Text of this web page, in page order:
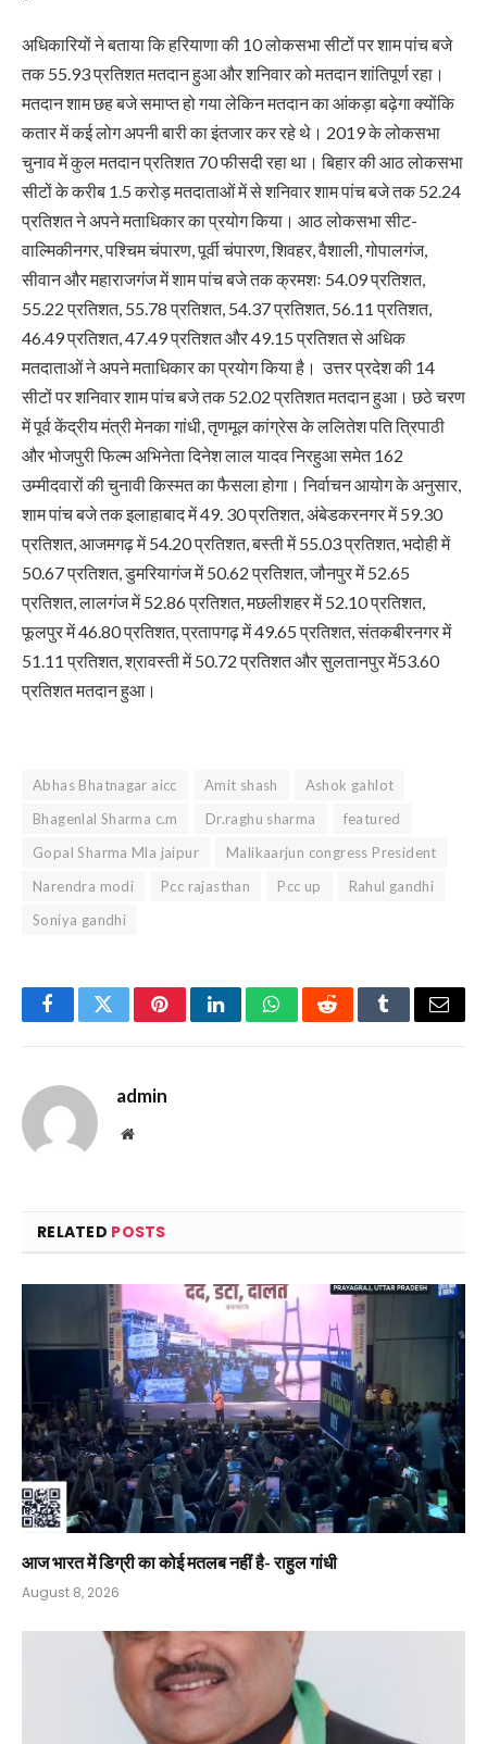
अधिकारियों ने बताया कि हरियाणा की 10 लोकसभा सीटों पर शाम पांच बजे
तक 55.93 प्रतिशत मतदान हुआ और शनिवार को मतदान शांतिपूर्ण रहा।
मतदान शाम छह बजे समाप्त हो गया लेकिन मतदान का आंकड़ा बढ़ेगा क्योंकि
कतार में कई लोग अपनी बारी का इंतजार कर रहे थे। 2019 के लोकसभा
चुनाव में कुल मतदान प्रतिशत 70 फीसदी रहा था। बिहार की आठ लोकसभा
सीटों के करीब 1.5 करोड़ मतदाताओं में से शनिवार शाम पांच बजे तक 52.24
प्रतिशत ने अपने मताधिकार का प्रयोग किया। आठ लोकसभा सीट-
वाल्मिकीनगर, पश्चिम चंपारण, पूर्वी चंपारण, शिवहर, वैशाली, गोपालगंज,
सीवान और महाराजगंज में शाम पांच बजे तक क्रमशः 54.09 प्रतिशत,
55.22 प्रतिशत, 55.78 प्रतिशत, 54.37 प्रतिशत, 56.11 प्रतिशत,
46.49 प्रतिशत, 47.49 प्रतिशत और 49.15 प्रतिशत से अधिक
मतदाताओं ने अपने मताधिकार का प्रयोग किया है। उत्तर प्रदेश की 14
सीटों पर शनिवार शाम पांच बजे तक 52.02 प्रतिशत मतदान हुआ। छठे चरण
में पूर्व केंद्रीय मंत्री मेनका गांधी, तृणमूल कांग्रेस के ललितेश पति त्रिपाठी
और भोजपुरी फिल्म अभिनेता दिनेश लाल यादव निरहुआ समेत 162
उम्मीदवारों की चुनावी किस्मत का फैसला होगा। निर्वाचन आयोग के अनुसार,
शाम पांच बजे तक इलाहाबाद में 49. 30 प्रतिशत, अंबेडकरनगर में 59.30
प्रतिशत, आजमगढ़ में 54.20 प्रतिशत, बस्ती में 55.03 प्रतिशत, भदोही में
50.67 प्रतिशत, डुमरियागंज में 50.62 प्रतिशत, जौनपुर में 52.65
प्रतिशत, लालगंज में 52.86 प्रतिशत, मछलीशहर में 52.10 प्रतिशत,
फूलपुर में 46.80 प्रतिशत, प्रतापगढ़ में 49.65 प्रतिशत, संतकबीरनगर में
51.11 प्रतिशत, श्रावस्ती में 50.72 प्रतिशत और सुलतानपुर में53.60
प्रतिशत मतदान हुआ।
Abhas Bhatnagar aicc Amit shash
Ashok gahlot
Bhagenlal Sharma c.m
Dr.raghu sharma
featured
Gopal Sharma Mla jaipur
Malikaarjun congress President
Narendra modi
Pcc rajasthan Pcc up
Rahul gandhi
Soniya gandhi
FacebookTwitterPinterestLinkedInWhatsAppRedditTumblrEmail
admin
Website
RELATED POSTS
आज भारत में डिग्री का कोई मतलब नहीं है- राहुल गांधी
August 8, 2026